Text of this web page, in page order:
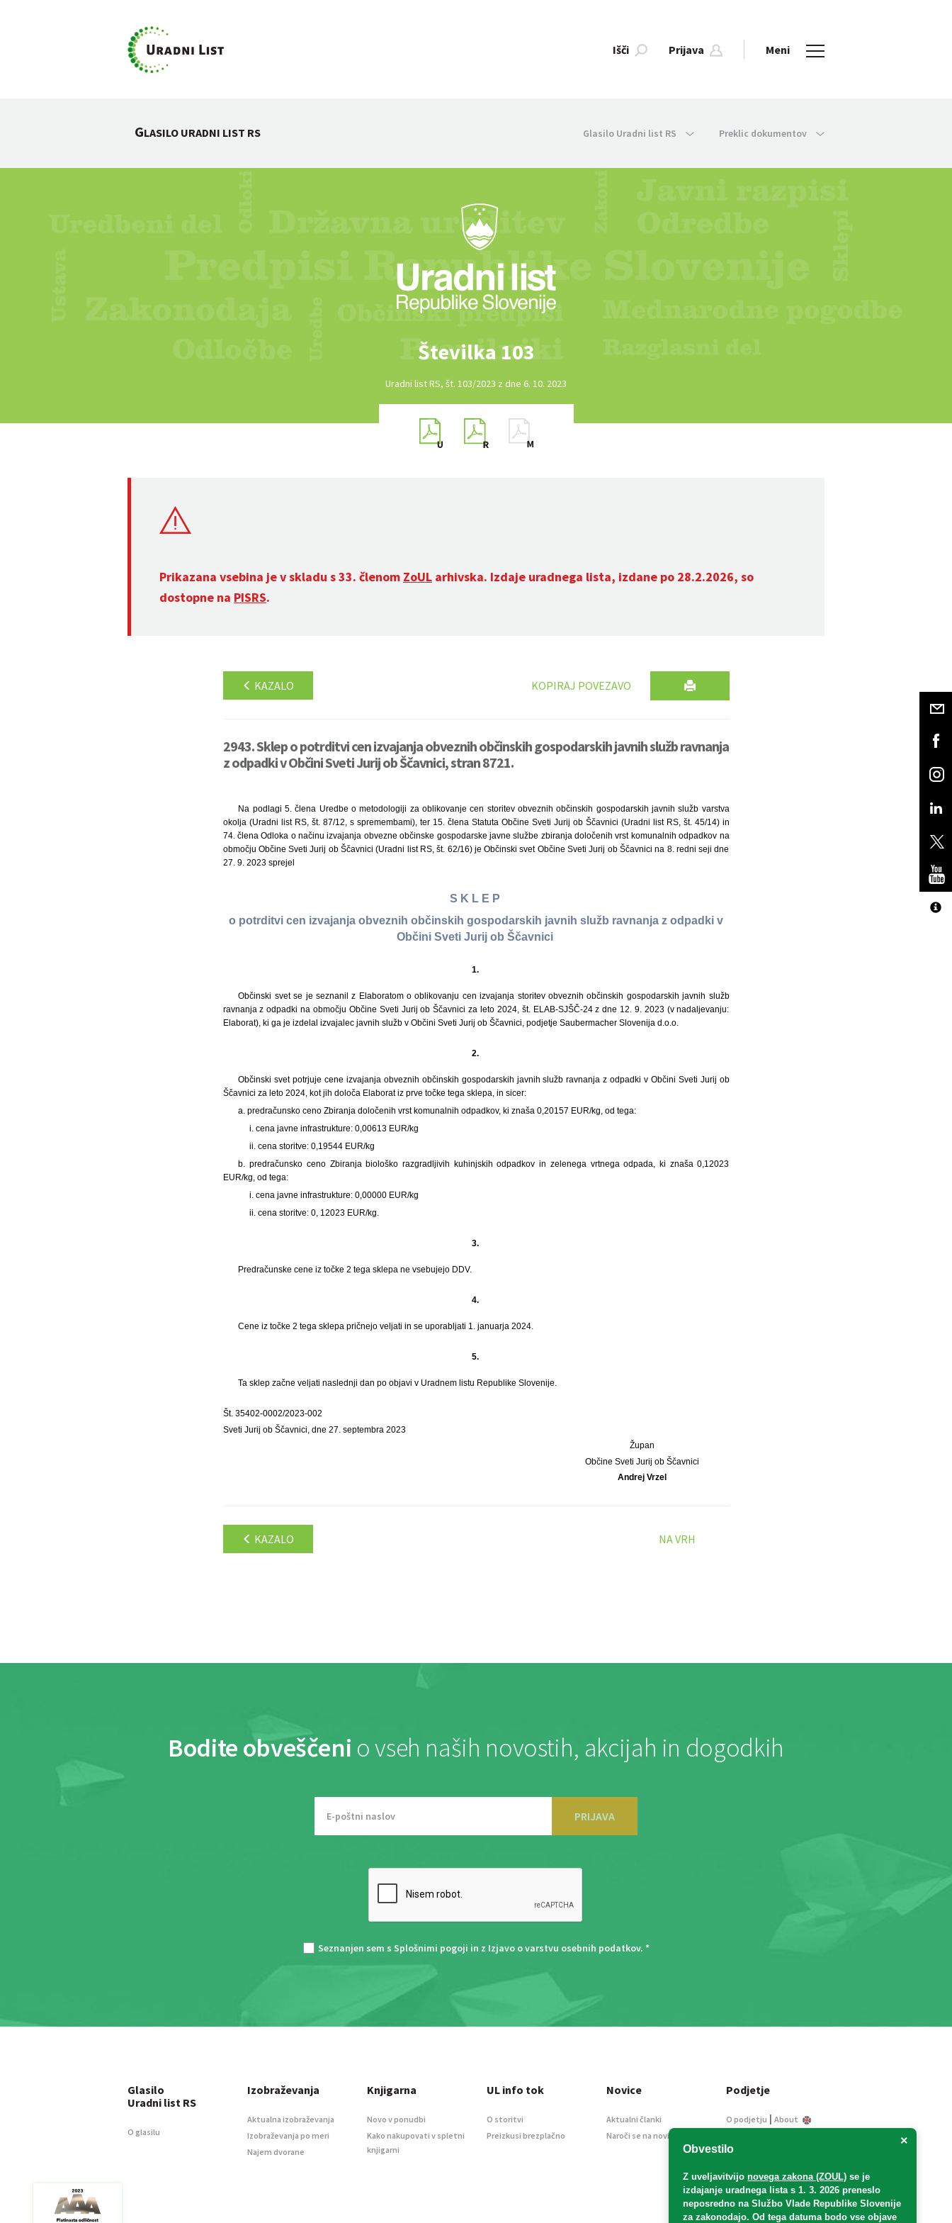
Išči Prijava Meni
GLASILO URADNI LIST RS Glasilo Uradni list RS Preklic dokumentov
Številka 103
Uradni list RS, št. 103/2023 z dne 6. 10. 2023
Prikazana vsebina je v skladu s 33. členom ZoUL arhivska. Izdaje uradnega lista, izdane po 28.2.2026, so
dostopne na PISRS.
KAZALO KOPIRAJ POVEZAVO
2943. Sklep o potrditvi cen izvajanja obveznih občinskih gospodarskih javnih služb ravnanja
z odpadki v Občini Sveti Jurij ob Ščavnici, stran 8721.
Na podlagi 5. člena Uredbe o metodologiji za oblikovanje cen storitev obveznih občinskih gospodarskih javnih služb varstva
okolja (Uradni list RS, št. 87/12, s spremembami), ter 15. člena Statuta Občine Sveti Jurij ob Ščavnici (Uradni list RS, št. 45/14) in
74. člena Odloka o načinu izvajanja obvezne občinske gospodarske javne službe zbiranja določenih vrst komunalnih odpadkov na
območju Občine Sveti Jurij ob Ščavnici (Uradni list RS, št. 62/16) je Občinski svet Občine Sveti Jurij ob Ščavnici na 8. redni seji dne
27. 9. 2023 sprejel
S K L E P
o potrditvi cen izvajanja obveznih občinskih gospodarskih javnih služb ravnanja z odpadki v
Občini Sveti Jurij ob Ščavnici
1.
Občinski svet se je seznanil z Elaboratom o oblikovanju cen izvajanja storitev obveznih občinskih gospodarskih javnih služb
ravnanja z odpadki na območju Občine Sveti Jurij ob Ščavnici za leto 2024, št. ELAB-SJŠČ-24 z dne 12. 9. 2023 (v nadaljevanju:
Elaborat), ki ga je izdelal izvajalec javnih služb v Občini Sveti Jurij ob Ščavnici, podjetje Saubermacher Slovenija d.o.o.
2.
Občinski svet potrjuje cene izvajanja obveznih občinskih gospodarskih javnih služb ravnanja z odpadki v Občini Sveti Jurij ob
Ščavnici za leto 2024, kot jih določa Elaborat iz prve točke tega sklepa, in sicer:
a. predračunsko ceno Zbiranja določenih vrst komunalnih odpadkov, ki znaša 0,20157 EUR/kg, od tega:
i. cena javne infrastrukture: 0,00613 EUR/kg
ii. cena storitve: 0,19544 EUR/kg
b. predračunsko ceno Zbiranja biološko razgradljivih kuhinjskih odpadkov in zelenega vrtnega odpada, ki znaša 0,12023
EUR/kg, od tega:
i. cena javne infrastrukture: 0,00000 EUR/kg
ii. cena storitve: 0, 12023 EUR/kg.
3.
Predračunske cene iz točke 2 tega sklepa ne vsebujejo DDV.
4.
Cene iz točke 2 tega sklepa pričnejo veljati in se uporabljati 1. januarja 2024.
5.
Ta sklep začne veljati naslednji dan po objavi v Uradnem listu Republike Slovenije.
Št. 35402-0002/2023-002
Sveti Jurij ob Ščavnici, dne 27. septembra 2023
Župan
Občine Sveti Jurij ob Ščavnici
Andrej Vrzel
KAZALO NA VRH
Bodite obveščeni o vseh naših novostih, akcijah in dogodkih
PRIJAVA
Seznanjen sem s Splošnimi pogoji in z Izjavo o varstvu osebnih podatkov. *
×
Obvestilo
Z uveljavitvijo novega zakona (ZOUL) se je
izdajanje uradnega lista s 1. 3. 2026 preneslo
neposredno na Službo Vlade Republike Slovenije
za zakonodajo. Od tega datuma bodo vse objave
Glasilo
Uradni list RS
O glasilu
Izobraževanja
Aktualna izobraževanja
Izobraževanja po meri
Najem dvorane
Knjigarna
Novo v ponudbi
Kako nakupovati v spletni
knjigarni
UL info tok
O storitvi
Preizkusi brezplačno
Novice
Aktualni članki
Naroči se na novice
Podjetje
O podjetju | About
Informacije javnega
Oglaševanje
Splošni pogoji
Izjava o varstvu osebnih